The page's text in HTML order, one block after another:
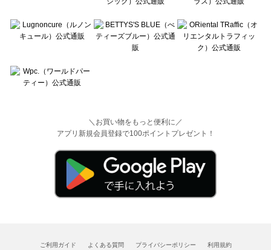
＼お買い物をもっと便利に／
アプリ新規会員登録で100ポイントプレゼント！
ご利用ガイド よくある質問 プライバシーポリシー 利用規約